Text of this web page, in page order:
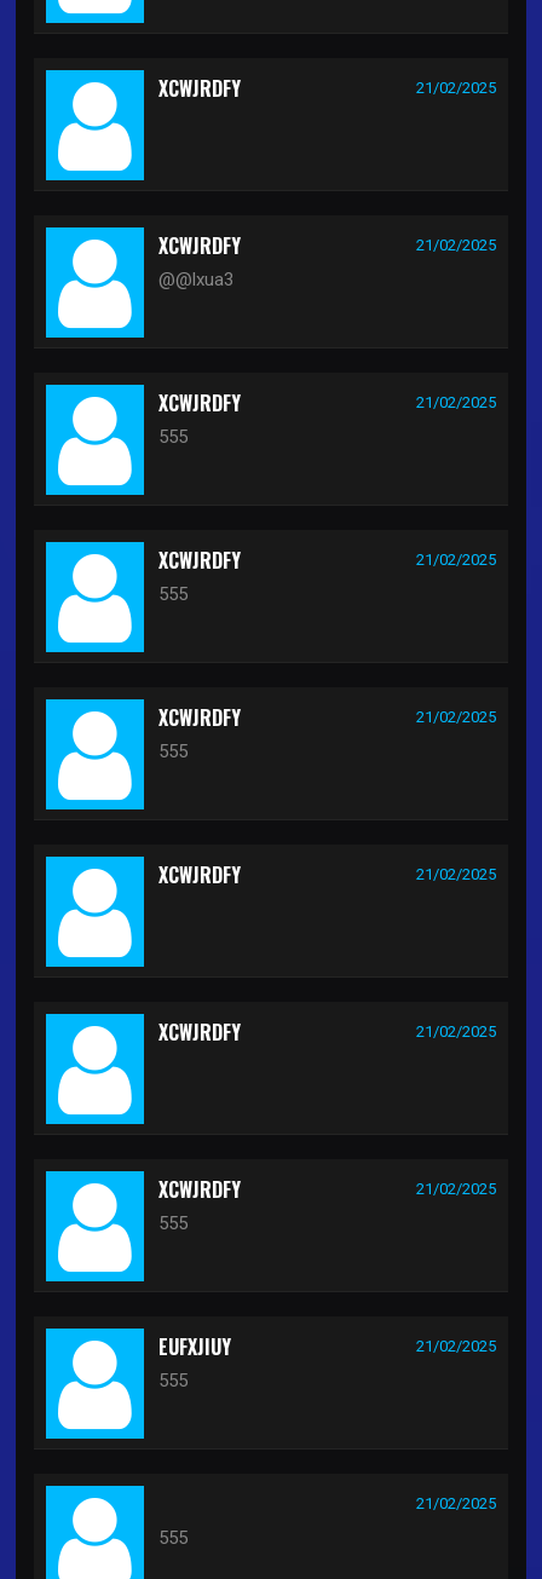
XCWJRDFY 21/02/2025
XCWJRDFY 21/02/2025
@@lxua3
XCWJRDFY 21/02/2025
555
XCWJRDFY 21/02/2025
555
XCWJRDFY 21/02/2025
555
XCWJRDFY 21/02/2025
XCWJRDFY 21/02/2025
XCWJRDFY 21/02/2025
555
EUFXJIUY 21/02/2025
555
21/02/2025
555